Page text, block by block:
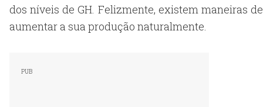
dos níveis de GH. Felizmente, existem maneiras de
aumentar a sua produção naturalmente.